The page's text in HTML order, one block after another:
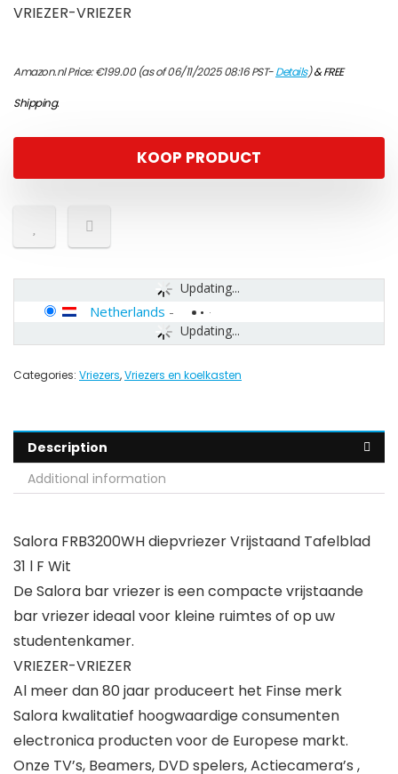
VRIEZER-VRIEZER
Amazon.nl Price:€199.00(as of 06/11/2025 08:16 PST-Details)&FREE
Shipping.
KOOP PRODUCT
Updating...
Updating...
Netherlands -
Categories: Vriezers,Vriezers en koelkasten
Description
Additional information
Salora FRB3200WH diepvriezer Vrijstaand Tafelblad
31 l F Wit
De Salora bar vriezer is een compacte vrijstaande
bar vriezer ideaal voor kleine ruimtes of op uw
studentenkamer.
VRIEZER-VRIEZER
Al meer dan 80 jaar produceert het Finse merk
Salora kwalitatief hoogwaardige consumenten
electronica producten voor de Europese markt.
Onze TV’s, Beamers, DVD spelers, Actiecamera’s ,